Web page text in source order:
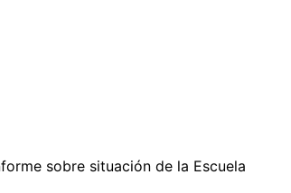
sobre situación de la Escuela